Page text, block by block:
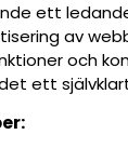
ett
av
och
ett